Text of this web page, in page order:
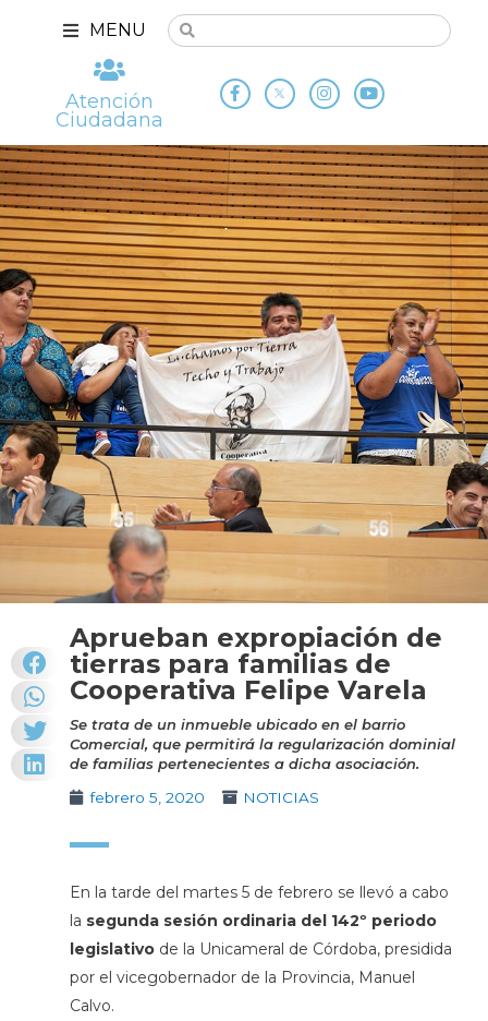
MENU
Atención
Ciudadana
Aprueban expropiación de
tierras para familias de
Cooperativa Felipe Varela
Se trata de un inmueble ubicado en el barrio
Comercial, que permitirá la regularización dominial
de familias pertenecientes a dicha asociación.
febrero 5, 2020
NOTICIAS
En la tarde del martes 5 de febrero se llevó a cabo
la segunda sesión ordinaria del 142º periodo
legislativode la Unicameral de Córdoba, presidida
por el vicegobernador de la Provincia, Manuel
Calvo.